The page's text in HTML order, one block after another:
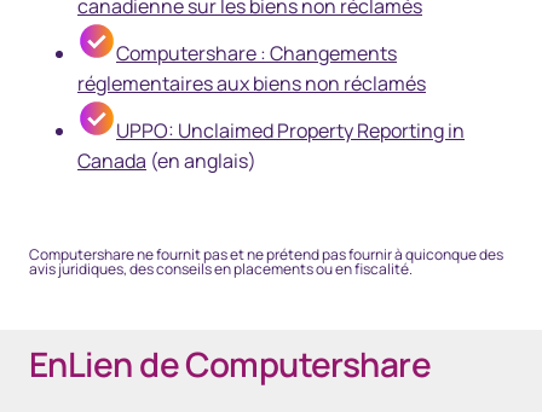
canadienne sur les biens non réclamés
Computershare : Changements
réglementaires aux biens non réclamés
UPPO: Unclaimed Property Reporting in
Canada (en anglais)
Computershare ne fournit pas et ne prétend pas fournir à quiconque des
avis juridiques, des conseils en placements ou en fiscalité.
EnLien de Computershare